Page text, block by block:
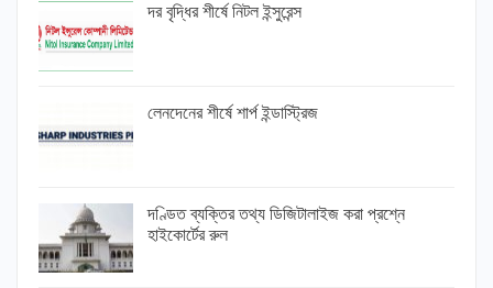
দর বৃদ্ধির শীর্ষে নিটল ইন্সুরেন্স
লেনদেনের শীর্ষে শার্প ইন্ডাস্ট্রিজ
দণ্ডিত ব্যক্তির তথ্য ডিজিটালাইজ করা প্রশ্নে
হাইকোর্টের রুল